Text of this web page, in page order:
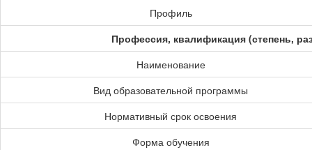
Профиль
Профессия, квалификация (степень,
Наименование
Вид образовательной программы
Нормативный срок освоения
Форма обучения